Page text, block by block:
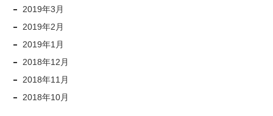
2019年3月
2019年2月
2019年1月
2018年12月
2018年11月
2018年10月